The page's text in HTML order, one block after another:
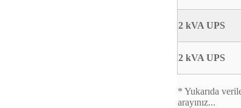
2 kVA UPS
2 kVA UPS
* Yukarıda
arayınız...